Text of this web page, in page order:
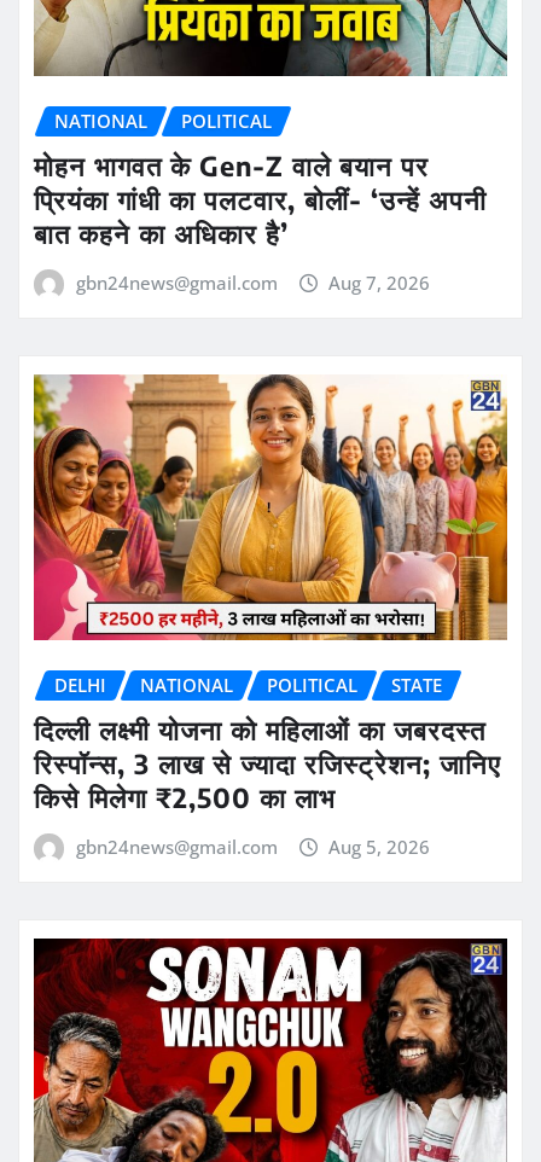
NATIONAL POLITICAL
मोहन भागवत के Gen-Z वाले बयान पर
प्रियंका गांधी का पलटवार, बोलीं- ‘उन्हें अपनी
बात कहने का अधिकार है’
gbn24news@gmail.com Aug 7, 2026
DELHI NATIONAL POLITICAL STATE
दिल्ली लक्ष्मी योजना को महिलाओं का जबरदस्त
रिस्पॉन्स, 3 लाख से ज्यादा रजिस्ट्रेशन; जानिए
किसे मिलेगा ₹2,500 का लाभ
gbn24news@gmail.com Aug 5, 2026